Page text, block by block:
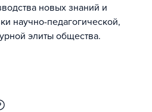
новых знаний и
научно-педагогической,
элиты общества.